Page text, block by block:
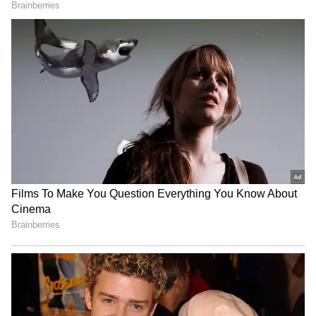
சரி காலைல கிளம்பி வா என ஜனனி
சொல்ல, நான் இப்பவே கிளம்பி வர்றேன்
என சொல்லிவிட்டு வீட்டில் பொட்டி
படுக்கையை எடுத்துக் கொண்டு
கிளம்புகிறார் தர்ஷினி.